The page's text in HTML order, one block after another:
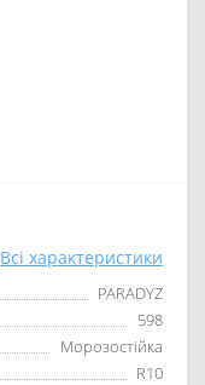
Всі характеристики
PARADYZ
598
Морозостійка
R10